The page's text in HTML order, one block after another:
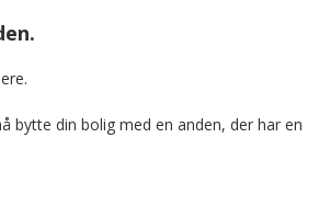
bytte din bolig med en anden, der har en